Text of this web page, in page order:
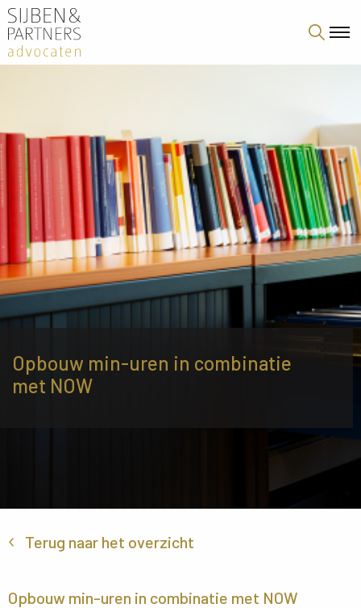
Opbouw min-uren in combinatie
met NOW
Terug naar het overzicht
Opbouw min-uren in combinatie met NOW